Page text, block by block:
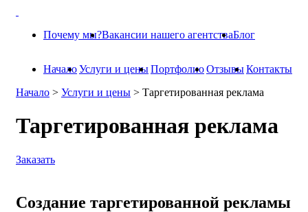
Почему мы?Вакансии нашего агентстваБлог
НачалоУслуги и ценыПортфолиоОтзывыКонтакты
Начало > Услуги и цены > Таргетированная реклама
Таргетированная реклама
Заказать
Создание таргетированной рекламы